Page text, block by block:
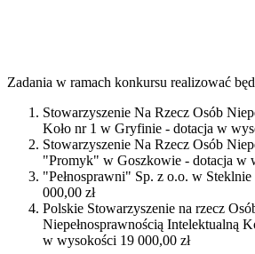
Zadania w ramach konkursu realizować
Stowarzyszenie Na Rzecz Osób
Koło nr 1 w Gryfinie - dotacja w
Stowarzyszenie Na Rzecz Osób
"Promyk" w Goszkowie - dotacja w
"Pełnosprawni" Sp. z o.o. w
000,00 zł
Polskie Stowarzyszenie na rzecz
Niepełnosprawnością Intelektualną
w wysokości 19 000,00 zł